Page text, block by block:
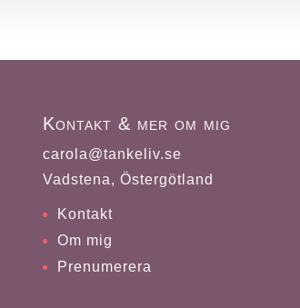
Kontakt & mer om mig
carola@tankeliv.se
Vadstena, Östergötland
Kontakt
Om mig
Prenumerera